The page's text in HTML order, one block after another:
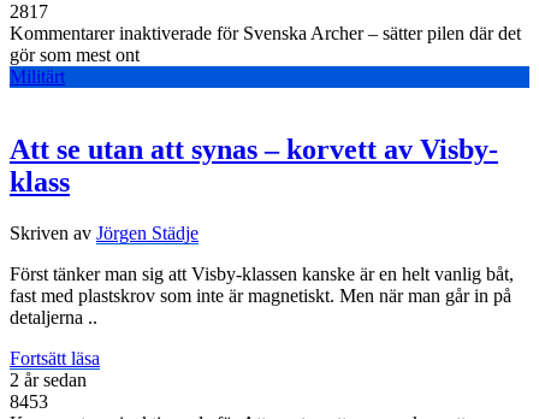
2817
Kommentarer inaktiverade för Svenska Archer – sätter pilen där det
gör som mest ont
Militärt
Att se utan att synas – korvett av Visby-
klass
Skriven av Jörgen Städje
Först tänker man sig att Visby-klassen kanske är en helt vanlig båt,
fast med plastskrov som inte är magnetiskt. Men när man går in på
detaljerna ..
Fortsätt läsa
2 år sedan
8453